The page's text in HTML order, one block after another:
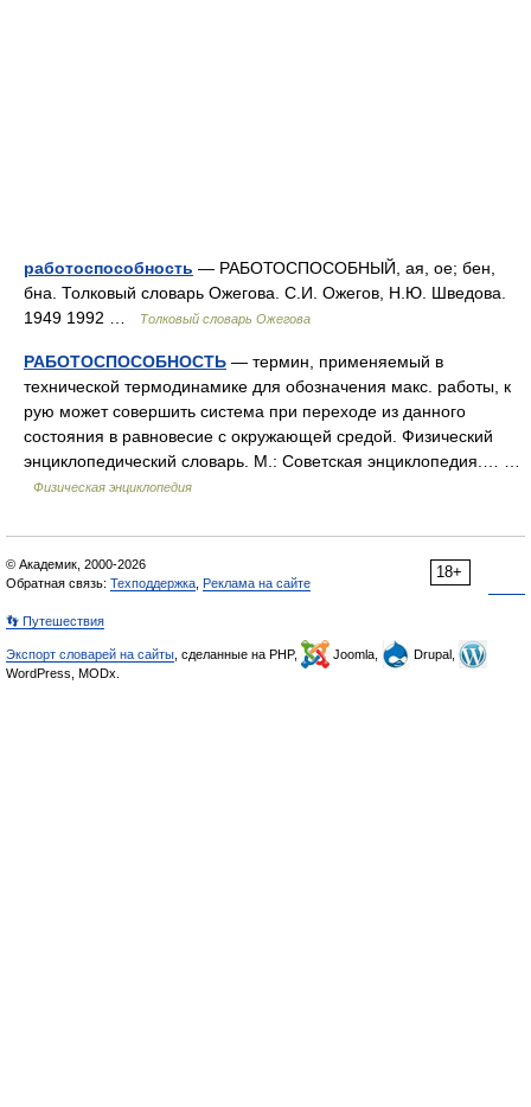
работоспособность — РАБОТОСПОСОБНЫЙ, ая, ое; бен,
бна. Толковый словарь Ожегова. С.И. Ожегов, Н.Ю. Шведова.
1949 1992 …
Толковый словарь Ожегова
РАБОТОСПОСОБНОСТЬ — термин, применяемый в
технической термодинамике для обозначения макс. работы, к
рую может совершить система при переходе из данного
состояния в равновесие с окружающей средой. Физический
энциклопедический словарь. М.: Советская энциклопедия.… …
Физическая энциклопедия
18+
© Академик, 2000-2026
Обратная связь: Техподдержка Реклама на сайте
👣 Путешествия
Экспорт словарей на сайты , сделанные на PHP, Joomla,
Drupal,
WordPress, MODx.